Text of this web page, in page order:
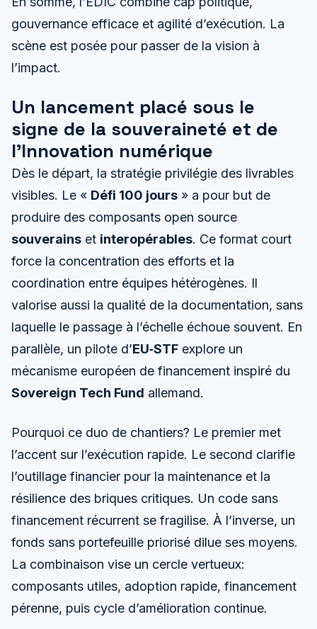
gouvernance efficace et agilité d’exécution. La
scène est posée pour passer de la vision à
l’impact.
Un lancement placé sous le
signe de la souveraineté et de
l’Innovation numérique
Dès le départ, la stratégie privilégie des livrables
visibles. Le « Défi 100 jours » a pour but de
produire des composants open source
souverains et interopérables. Ce format court
force la concentration des efforts et la
coordination entre équipes hétérogènes. Il
valorise aussi la qualité de la documentation, sans
laquelle le passage à l’échelle échoue souvent. En
parallèle, un pilote d’EU‑STF explore un
mécanisme européen de financement inspiré du
Sovereign Tech Fund allemand.
Pourquoi ce duo de chantiers? Le premier met
l’accent sur l’exécution rapide. Le second clarifie
l’outillage financier pour la maintenance et la
résilience des briques critiques. Un code sans
financement récurrent se fragilise. À l’inverse, un
fonds sans portefeuille priorisé dilue ses moyens.
La combinaison vise un cercle vertueux:
composants utiles, adoption rapide, financement
pérenne, puis cycle d’amélioration continue.